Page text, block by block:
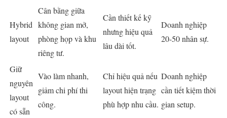
Hybrid
layout
Cân bằng giữa
không gian mở,
phòng họp và khu
riêng tư.
Cần thiết kế kỹ
nhưng hiệu quả
lâu dài tốt.
Doanh nghiệp
20-50 nhân sự.
Giữ
nguyên
layout
có sẵn
Vào làm nhanh,
giảm chi phí thi
công.
Chỉ hiệu quả nếu
layout hiện trạng
phù hợp nhu cầu.
Doanh nghiệp
cần tiết kiệm thời
gian setup.